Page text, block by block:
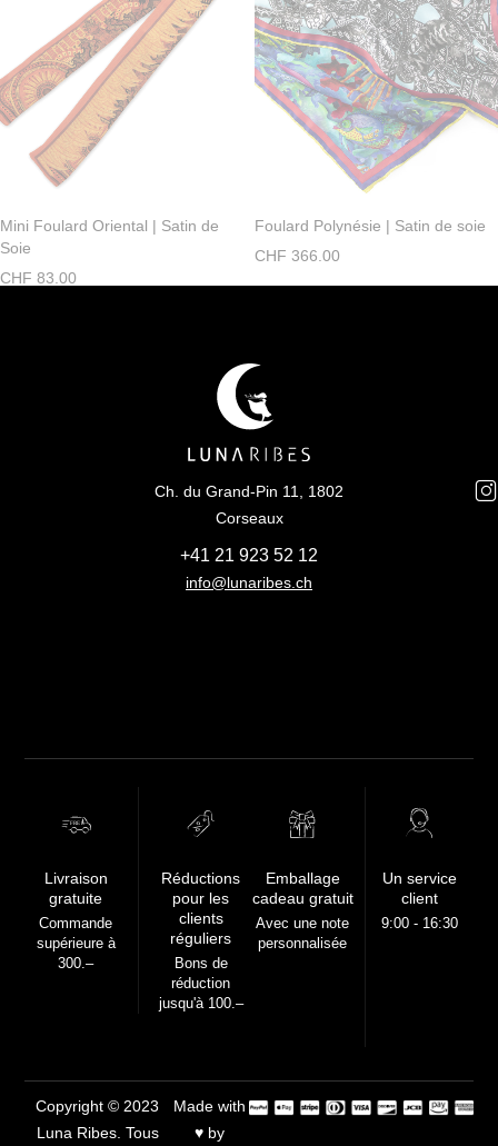
Mini Foulard Oriental | Satin de
Soie
CHF 83.00
Foulard Polynésie | Satin de soie
CHF 366.00
Ch. du Grand-Pin 11, 1802
Corseaux
+41 21 923 52 12
info@lunaribes.ch
FREE
Livraison
gratuite
Commande
supérieure à
300.–
Réductions
pour les
clients
réguliers
Bons de
réduction
jusqu'à 100.–
Emballage
cadeau gratuit
Avec une note
personnalisée
Un service
client
9:00 - 16:30
Copyright © 2023
Luna Ribes. Tous
Made with
♥ by